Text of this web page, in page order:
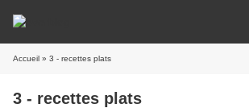
Accueil » 3 - recettes plats
3 - recettes plats